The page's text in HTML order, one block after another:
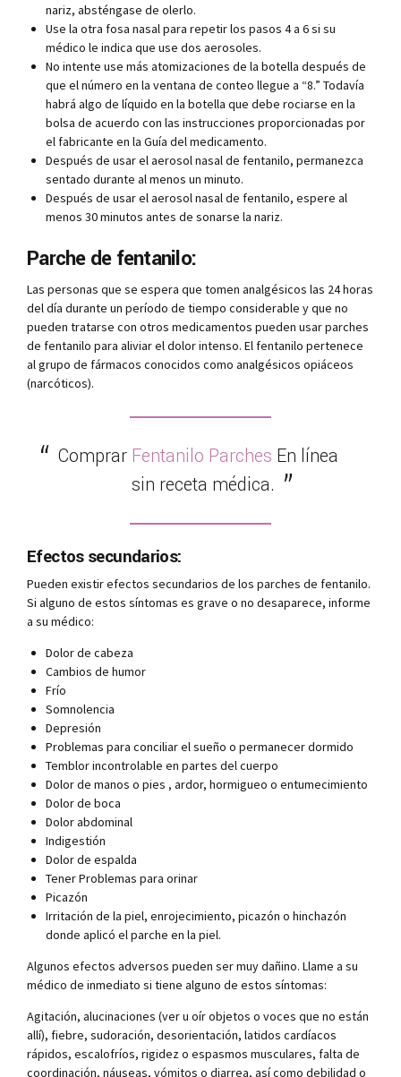
nariz, absténgase de olerlo.
Use la otra fosa nasal para repetir los pasos 4 a 6 si su
médico le indica que use dos aerosoles.
No intente use más atomizaciones de la botella después de
que el número en la ventana de conteo llegue a “8.” Todavía
habrá algo de líquido en la botella que debe rociarse en la
bolsa de acuerdo con las instrucciones proporcionadas por
el fabricante en la Guía del medicamento.
Después de usar el aerosol nasal de fentanilo, permanezca
sentado durante al menos un minuto.
Después de usar el aerosol nasal de fentanilo, espere al
menos 30 minutos antes de sonarse la nariz.
Parche de fentanilo:
Las personas que se espera que tomen analgésicos las 24 horas
del día durante un período de tiempo considerable y que no
pueden tratarse con otros medicamentos pueden usar parches
de fentanilo para aliviar el dolor intenso. El fentanilo pertenece
al grupo de fármacos conocidos como analgésicos opiáceos
(narcóticos).
Comprar Fentanilo Parches En línea
sin receta médica.
Efectos secundarios:
Pueden existir efectos secundarios de los parches de fentanilo.
Si alguno de estos síntomas es grave o no desaparece, informe
a su médico:
Dolor de cabeza
Cambios de humor
Frío
Somnolencia
Depresión
Problemas para conciliar el sueño o permanecer dormido
Temblor incontrolable en partes del cuerpo
Dolor de manos o pies , ardor, hormigueo o entumecimiento
Dolor de boca
Dolor abdominal
Indigestión
Dolor de espalda
Tener Problemas para orinar
Picazón
Irritación de la piel, enrojecimiento, picazón o hinchazón
donde aplicó el parche en la piel.
Algunos efectos adversos pueden ser muy dañino. Llame a su
médico de inmediato si tiene alguno de estos síntomas:
Agitación, alucinaciones (ver u oír objetos o voces que no están
allí), fiebre, sudoración, desorientación, latidos cardíacos
rápidos, escalofríos, rigidez o espasmos musculares, falta de
coordinación, náuseas, vómitos o diarrea, así como debilidad o